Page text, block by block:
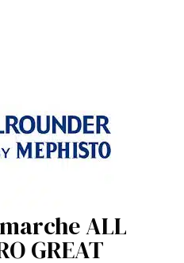
ALL
GREAT